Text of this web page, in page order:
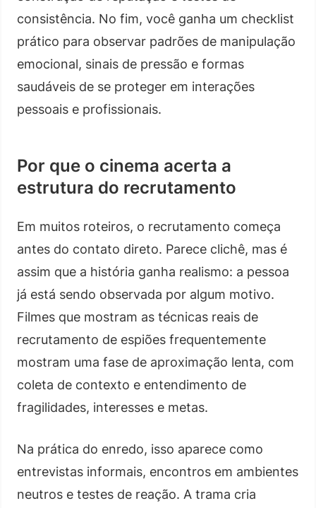
consistência. No fim, você ganha um checklist
prático para observar padrões de manipulação
emocional, sinais de pressão e formas
saudáveis de se proteger em interações
pessoais e profissionais.
Por que o cinema acerta a
estrutura do recrutamento
Em muitos roteiros, o recrutamento começa
antes do contato direto. Parece clichê, mas é
assim que a história ganha realismo: a pessoa
já está sendo observada por algum motivo.
Filmes que mostram as técnicas reais de
recrutamento de espiões frequentemente
mostram uma fase de aproximação lenta, com
coleta de contexto e entendimento de
fragilidades, interesses e metas.
Na prática do enredo, isso aparece como
entrevistas informais, encontros em ambientes
neutros e testes de reação. A trama cria